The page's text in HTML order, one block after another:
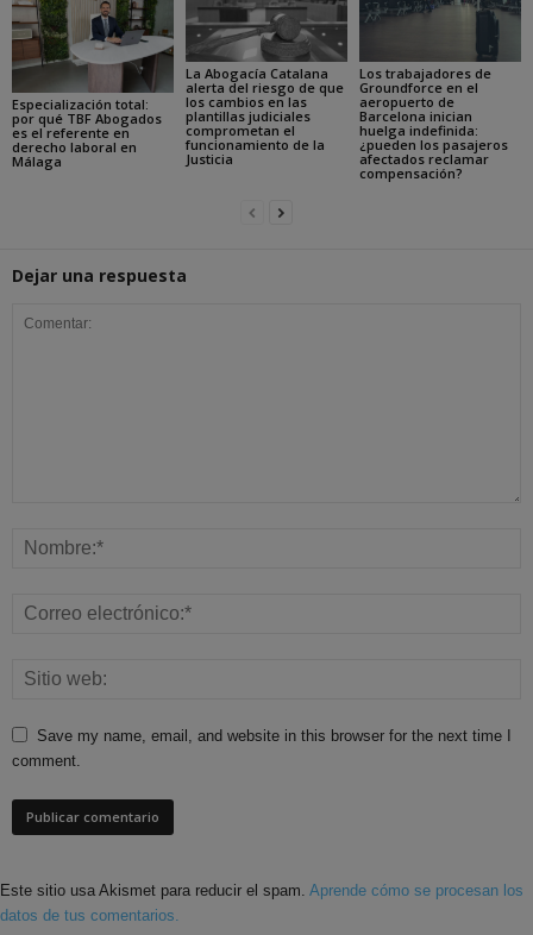
Especialización total:
por qué TBF Abogados
es el referente en
derecho laboral en
Málaga
La Abogacía Catalana
alerta del riesgo de que
los cambios en las
plantillas judiciales
comprometan el
funcionamiento de la
Justicia
Los trabajadores de
Groundforce en el
aeropuerto de
Barcelona inician
huelga indefinida:
¿pueden los pasajeros
afectados reclamar
compensación?
Dejar una respuesta
Save my name, email, and website in this browser for the next time I
comment.
Este sitio usa Akismet para reducir el spam. Aprende cómo se procesan los
datos de tus comentarios.